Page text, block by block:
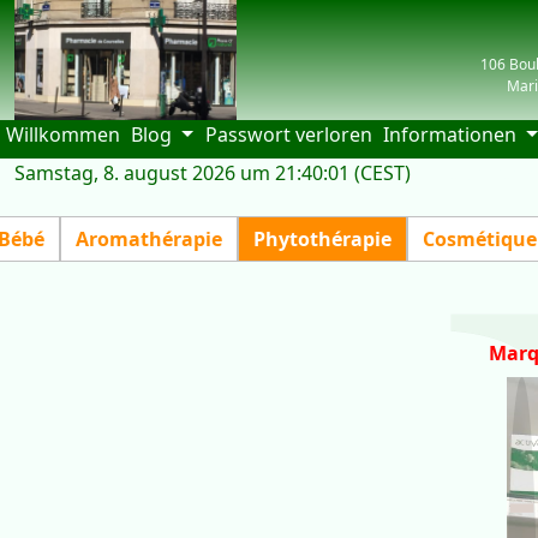
106
Willkommen(current)
Blog Passwort verloren Informationen
Samstag, 8. august 2026 um 21:40:01 (CEST)
Aromathérapie Phytothérapie Cosmétique